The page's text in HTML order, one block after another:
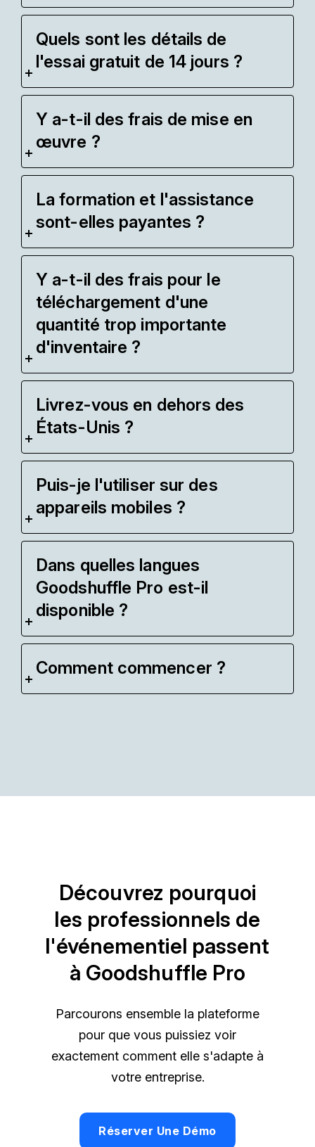
Quels sont les détails de
l'essai gratuit de 14 jours ?
Y a-t-il des frais de mise en
œuvre ?
La formation et l'assistance
sont-elles payantes ?
Y a-t-il des frais pour le
téléchargement d'une
quantité trop importante
d'inventaire ?
Livrez-vous en dehors des
États-Unis ?
Puis-je l'utiliser sur des
appareils mobiles ?
Dans quelles langues
Goodshuffle Pro est-il
disponible ?
Comment commencer ?
Découvrez pourquoi
les professionnels de
l'événementiel passent
à Goodshuffle Pro
Parcourons ensemble la plateforme
pour que vous puissiez voir
exactement comment elle s'adapte à
votre entreprise.
Réserver Une Démo